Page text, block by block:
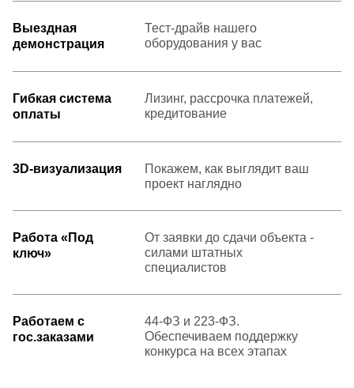
Выездная
демонстрация
Тест-драйв нашего
оборудования у вас
Гибкая система
оплаты
Лизинг, рассрочка платежей,
кредитование
3D-визуализация
Покажем, как выглядит ваш
проект наглядно
Работа «Под
ключ»
От заявки до сдачи объекта -
силами штатных
специалистов
Работаем с
гос.заказами
44-ФЗ и 223-ФЗ.
Обеспечиваем поддержку
конкурса на всех этапах